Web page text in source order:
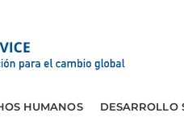
HUMANOS DESARROLLO